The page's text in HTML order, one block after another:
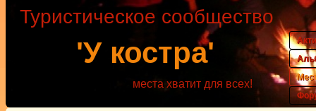
'У костра'
Туристическое сообщество
места хватит для всех!